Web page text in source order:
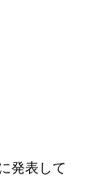
発表して